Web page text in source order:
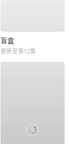
盲盒
更新至第12集